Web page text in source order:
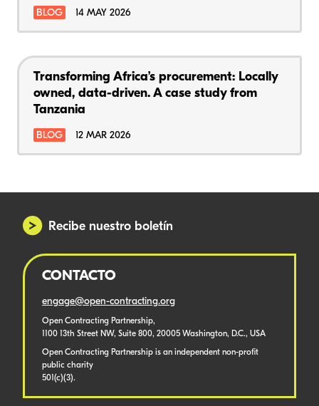
BLOG 14 MAY 2026
Transforming Africa’s procurement: Locally
owned, data-driven. A case study from
Tanzania
BLOG 12 MAR 2026
Recibe nuestro boletín
CONTACTO
engage@open-contracting.org
Open Contracting Partnership,
1100 13th Street NW, Suite 800, 20005 Washington, D.C., USA
Open Contracting Partnership is an independent non-profit
public charity
501(c)(3).